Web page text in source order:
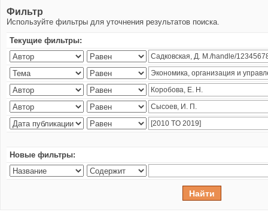
Фильтр
Используйте фильтры для уточнения результатов поиска.
Текущие фильтры:
Новые фильтры: